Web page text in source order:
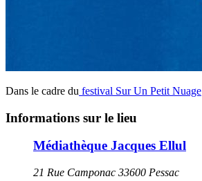
Dans le cadre du festival Sur Un Petit Nuage
Informations sur le lieu
Médiathèque Jacques Ellul
21 Rue Camponac 33600 Pessac